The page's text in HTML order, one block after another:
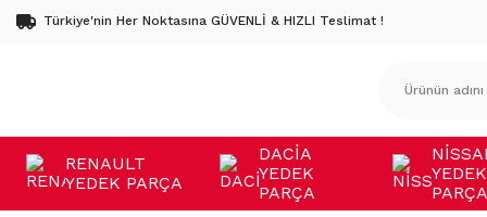
Türkiye'nin Her Noktasına GÜVENLİ & HIZLI Teslimat !
RENAULT
YEDEK PARÇA
DACİA
YEDEK
PARÇA
YEDEK
PARÇA